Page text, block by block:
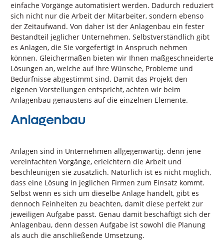
einfache Vorgänge automatisiert werden. Dadurch reduziert
sich nicht nur die Arbeit der Mitarbeiter, sondern ebenso
der Zeitaufwand. Von daher ist der Anlagenbau ein fester
Bestandteil jeglicher Unternehmen. Selbstverständlich gibt
es Anlagen, die Sie vorgefertigt in Anspruch nehmen
können. Gleichermaßen bieten wir Ihnen maßgeschneiderte
Lösungen an, welche auf Ihre Wünsche, Probleme und
Bedürfnisse abgestimmt sind. Damit das Projekt den
eigenen Vorstellungen entspricht, achten wir beim
Anlagenbau genaustens auf die einzelnen Elemente.
Anlagenbau
Anlagen sind in Unternehmen allgegenwärtig, denn jene
vereinfachten Vorgänge, erleichtern die Arbeit und
beschleunigen sie zusätzlich. Natürlich ist es nicht möglich,
dass eine Lösung in jeglichen Firmen zum Einsatz kommt.
Selbst wenn es sich um dieselbe Anlage handelt, gibt es
dennoch Feinheiten zu beachten, damit diese perfekt zur
jeweiligen Aufgabe passt. Genau damit beschäftigt sich der
Anlagenbau, denn dessen Aufgabe ist sowohl die Planung
als auch die anschließende Umsetzung.